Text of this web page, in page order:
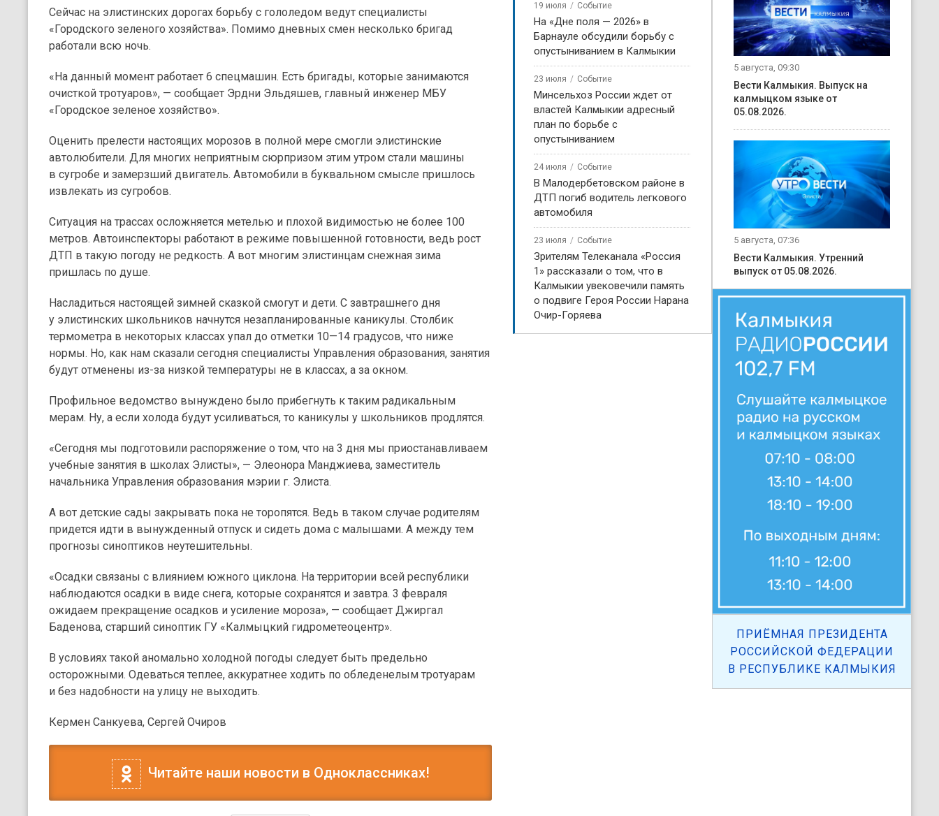
Сейчас на элистинских дорогах борьбу с гололедом ведут специалисты
«Городского зеленого хозяйства». Помимо дневных смен несколько бригад
работали всю ночь.
«На данный момент работает 6 спецмашин. Есть бригады, которые занимаются
очисткой тротуаров», — сообщает Эрдни Эльдяшев, главный инженер МБУ
«Городское зеленое хозяйство».
Оценить прелести настоящих морозов в полной мере смогли элистинские
автолюбители. Для многих неприятным сюрпризом этим утром стали машины
в сугробе и замерзший двигатель. Автомобили в буквальном смысле пришлось
извлекать из сугробов.
Ситуация на трассах осложняется метелью и плохой видимостью не более 100
метров. Автоинспекторы работают в режиме повышенной готовности, ведь рост
ДТП в такую погоду не редкость. А вот многим элистинцам снежная зима
пришлась по душе.
Насладиться настоящей зимней сказкой смогут и дети. С завтрашнего дня
у элистинских школьников начнутся незапланированные каникулы. Столбик
термометра в некоторых классах упал до отметки 10—14 градусов, что ниже
нормы. Но, как нам сказали сегодня специалисты Управления образования, занятия
будут отменены из-за низкой температуры не в классах, а за окном.
Профильное ведомство вынуждено было прибегнуть к таким радикальным
мерам. Ну, а если холода будут усиливаться, то каникулы у школьников продлятся.
«Сегодня мы подготовили распоряжение о том, что на 3 дня мы приостанавливаем
учебные занятия в школах Элисты», — Элеонора Манджиева, заместитель
начальника Управления образования мэрии г. Элиста.
А вот детские сады закрывать пока не торопятся. Ведь в таком случае родителям
придется идти в вынужденный отпуск и сидеть дома с малышами. А между тем
прогнозы синоптиков неутешительны.
«Осадки связаны с влиянием южного циклона. На территории всей республики
наблюдаются осадки в виде снега, которые сохранятся и завтра. 3 февраля
ожидаем прекращение осадков и усиление мороза», — сообщает Джиргал
Баденова, старший синоптик ГУ «Калмыцкий гидрометеоцентр».
В условиях такой аномально холодной погоды следует быть предельно
осторожными. Одеваться теплее, аккуратнее ходить по обледенелым тротуарам
и без надобности на улицу не выходить.
Кермен Санкуева, Сергей Очиров
Читайте наши новости в Одноклассниках!
19 июля Событие
На «Дне поля — 2026» в
Барнауле обсудили борьбу с
опустыниванием в Калмыкии
23 июля Событие
Минсельхоз России ждет от
властей Калмыкии адресный
план по борьбе с
опустыниванием
24 июля Событие
В Малодербетовском районе в
ДТП погиб водитель легкового
автомобиля
23 июля Событие
Зрителям Телеканала «Россия
1» рассказали о том, что в
Калмыкии увековечили память
о подвиге Героя России Нарана
Очир-Горяева
5 августа, 09:30
Вести Калмыкия. Выпуск на
калмыцком языке от
05.08.2026.
5 августа, 07:36
Вести Калмыкия. Утренний
выпуск от 05.08.2026.
ПРИЁМНАЯ ПРЕЗИДЕНТА
РОССИЙСКОЙ ФЕДЕРАЦИИ
В РЕСПУБЛИКЕ КАЛМЫКИЯ